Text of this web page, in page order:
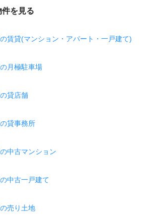
を見る
賃貸(マンション・アパート・一戸建て)
月極駐車場
貸店舗
貸事務所
中古マンション
中古一戸建て
売り土地